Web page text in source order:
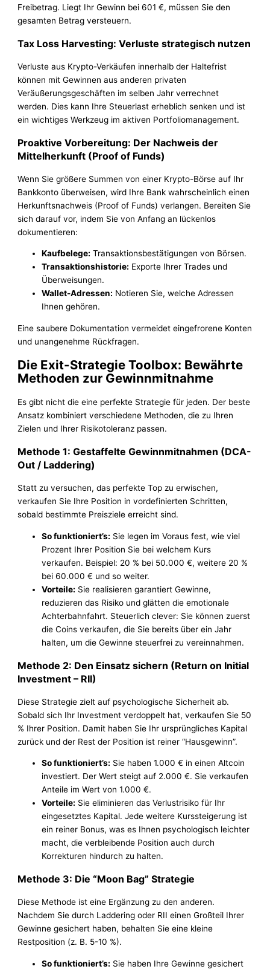
Freibetrag. Liegt Ihr Gewinn bei 601 €, müssen Sie den
gesamten Betrag versteuern.
Tax Loss Harvesting: Verluste strategisch nutzen
Verluste aus Krypto-Verkäufen innerhalb der Haltefrist
können mit Gewinnen aus anderen privaten
Veräußerungsgeschäften im selben Jahr verrechnet
werden. Dies kann Ihre Steuerlast erheblich senken und ist
ein wichtiges Werkzeug im aktiven Portfoliomanagement.
Proaktive Vorbereitung: Der Nachweis der
Mittelherkunft (Proof of Funds)
Wenn Sie größere Summen von einer Krypto-Börse auf Ihr
Bankkonto überweisen, wird Ihre Bank wahrscheinlich einen
Herkunftsnachweis (Proof of Funds) verlangen. Bereiten Sie
sich darauf vor, indem Sie von Anfang an lückenlos
dokumentieren:
Kaufbelege: Transaktionsbestätigungen von Börsen.
Transaktionshistorie: Exporte Ihrer Trades und
Überweisungen.
Wallet-Adressen: Notieren Sie, welche Adressen
Ihnen gehören.
Eine saubere Dokumentation vermeidet eingefrorene Konten
und unangenehme Rückfragen.
Die Exit-Strategie Toolbox: Bewährte
Methoden zur Gewinnmitnahme
Es gibt nicht die eine perfekte Strategie für jeden. Der beste
Ansatz kombiniert verschiedene Methoden, die zu Ihren
Zielen und Ihrer Risikotoleranz passen.
Methode 1: Gestaffelte Gewinnmitnahmen (DCA-
Out / Laddering)
Statt zu versuchen, das perfekte Top zu erwischen,
verkaufen Sie Ihre Position in vordefinierten Schritten,
sobald bestimmte Preisziele erreicht sind.
So funktioniert’s: Sie legen im Voraus fest, wie viel
Prozent Ihrer Position Sie bei welchem Kurs
verkaufen. Beispiel: 20 % bei 50.000 €, weitere 20 %
bei 60.000 € und so weiter.
Vorteile: Sie realisieren garantiert Gewinne,
reduzieren das Risiko und glätten die emotionale
Achterbahnfahrt. Steuerlich clever: Sie können zuerst
die Coins verkaufen, die Sie bereits über ein Jahr
halten, um die Gewinne steuerfrei zu vereinnahmen.
Methode 2: Den Einsatz sichern (Return on Initial
Investment – RII)
Diese Strategie zielt auf psychologische Sicherheit ab.
Sobald sich Ihr Investment verdoppelt hat, verkaufen Sie 50
% Ihrer Position. Damit haben Sie Ihr ursprüngliches Kapital
zurück und der Rest der Position ist reiner “Hausgewinn”.
So funktioniert’s: Sie haben 1.000 € in einen Altcoin
investiert. Der Wert steigt auf 2.000 €. Sie verkaufen
Anteile im Wert von 1.000 €.
Vorteile: Sie eliminieren das Verlustrisiko für Ihr
eingesetztes Kapital. Jede weitere Kurssteigerung ist
ein reiner Bonus, was es Ihnen psychologisch leichter
macht, die verbleibende Position auch durch
Korrekturen hindurch zu halten.
Methode 3: Die “Moon Bag” Strategie
Diese Methode ist eine Ergänzung zu den anderen.
Nachdem Sie durch Laddering oder RII einen Großteil Ihrer
Gewinne gesichert haben, behalten Sie eine kleine
Restposition (z. B. 5-10 %).
So funktioniert’s: Sie haben Ihre Gewinne gesichert